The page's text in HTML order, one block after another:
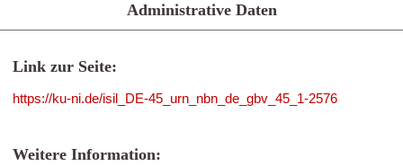
Administrative Daten
Link zur Seite:
https://ku-ni.de/isil_DE-45_urn_nbn_de_gbv_45_1-2576
Weitere Information: